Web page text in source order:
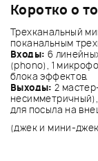
Коротко о
Трехканальный
поканальным
Входы: 6
(phono), 1
блока эффектов.
Выходы: 2
для посыла на
(джек и мини-